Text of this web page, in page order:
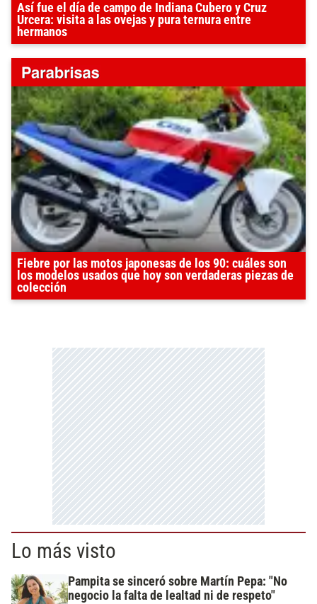
Así fue el día de campo de Indiana Cubero y Cruz
Urcera: visita a las ovejas y pura ternura entre
hermanos
Fiebre por las motos japonesas de los 90: cuáles son
los modelos usados que hoy son verdaderas piezas de
colección
Lo más visto
Pampita se sinceró sobre Martín Pepa: "No
negocio la falta de lealtad ni de respeto"